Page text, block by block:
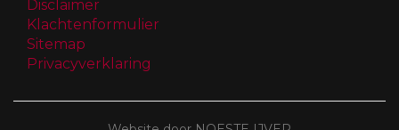
Disclaimer
Klachtenformulier
Sitemap
Privacyverklaring